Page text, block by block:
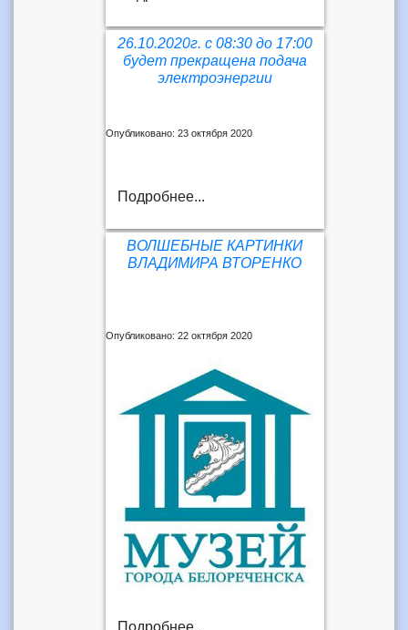
26.10.2020г. с 08:30 до 17:00
будет прекращена подача
электроэнергии
Опубликовано: 23 октября 2020
Подробнее...
ВОЛШЕБНЫЕ КАРТИНКИ
ВЛАДИМИРА ВТОРЕНКО
Опубликовано: 22 октября 2020
Подробнее...